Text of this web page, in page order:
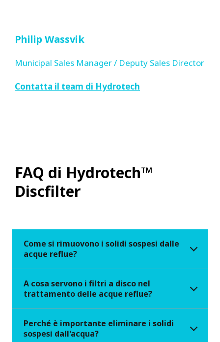
Philip Wassvik
Municipal Sales Manager / Deputy Sales Director
Contatta il team di Hydrotech
FAQ di Hydrotech™
Discfilter
Come si rimuovono i solidi sospesi dalle
acque reflue?
A cosa servono i filtri a disco nel
trattamento delle acque reflue?
Perché è importante eliminare i solidi
sospesi dall'acqua?